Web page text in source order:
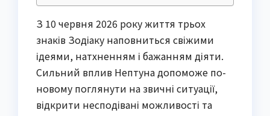
З 10 червня 2026 року життя трьох
знаків Зодіаку наповниться свіжими
ідеями, натхненням і бажанням діяти.
Сильний вплив Нептуна допоможе по-
новому поглянути на звичні ситуації,
відкрити несподівані можливості та